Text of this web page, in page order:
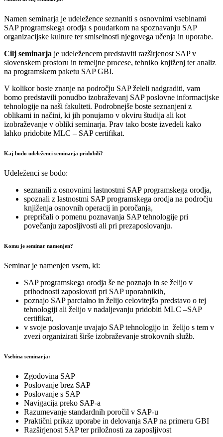
Namen seminarja je udeležence seznaniti s osnovnimi vsebinami
SAP programskega orodja s poudarkom na spoznavanju SAP
organizacijske kulture ter smiselnosti njegovega učenja in uporabe.
Cilj seminarja je udeležencem predstaviti razširjenost SAP v
slovenskem prostoru in temeljne procese, tehniko knjiženj ter analiz
na programskem paketu SAP GBI.
V kolikor boste znanje na področju SAP želeli nadgraditi, vam
bomo predstavili ponudbo izobraževanj SAP poslovne informacijske
tehnologije na naši fakulteti. Podrobnejše boste seznanjeni z
oblikami in načini, ki jih ponujamo v okviru študija ali kot
izobraževanje v obliki seminarja. Prav tako boste izvedeli kako
lahko pridobite MLC – SAP certifikat.
Kaj bodo udeleženci seminarja pridobili?
Udeleženci se bodo:
seznanili z osnovnimi lastnostmi SAP programskega orodja,
spoznali z lastnostmi SAP programskega orodja na področju
knjiženja osnovnih operacij in poročanja,
prepričali o pomenu poznavanja SAP tehnologije pri
povečanju zaposljivosti ali pri prezaposlovanju.
Komu je seminar namenjen?
Seminar je namenjen vsem, ki:
SAP programskega orodja še ne poznajo in se želijo v
prihodnosti zaposlovati pri SAP uporabnikih,
poznajo SAP parcialno in želijo celovitejšo predstavo o tej
tehnologiji ali želijo v nadaljevanju pridobiti MLC –SAP
certifikat,
v svoje poslovanje uvajajo SAP tehnologijo in želijo s tem v
zvezi organizirati širše izobraževanje strokovnih služb.
Vsebina seminarja:
Zgodovina SAP
Poslovanje brez SAP
Poslovanje s SAP
Navigacija preko SAP-a
Razumevanje standardnih poročil v SAP-u
Praktični prikaz uporabe in delovanja SAP na primeru GBI
Razširjenost SAP ter priložnosti za zaposljivost